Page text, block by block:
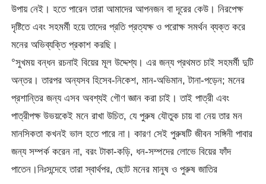
উপায় নেই। হতে পারেন তারা আমাদের আপনজন বা দূরের কেউ। নিরপেক্ষ
দৃষ্টিতে এবং সহমর্মী হয়ে তাদের প্রতি প্রত্যক্ষ ও পরোক্ষ সমর্থন ব্যক্ত করে
মনের অভিব্যক্তি প্রকাশ করছি।
°সুখময় বন্ধন রচনাই বিয়ের মূল উদ্দেশ্য। এর জন্য প্রথমত চাই সহমর্মী দুটি
অন্তর। তারপর অন্যসব হিসেব-নিকেশ, মান-অভিমান, টানা-পড়েন; মনের
প্রশান্তির জন্য এসব অবশ্যই গৌণ জ্ঞান করা চাই। তাই পাত্রী এবং
পাত্রীপক্ষ উভয়কেই মনে রাখা উচিত, যে পুরুষ যৌতুক চায় বা নেয় তার মন
মানসিকতা কখনই ভাল হতে পারে না। কারণ সেই পুরুষটি জীবন সঙ্গিনী পাবার
জন্য সম্পর্ক করেন না, বরং টাকা-কড়ি, ধন-সম্পদের লোভে বিয়ের ফাঁদ
পাতেন।নিঃসন্দেহে তারা স্বার্থপর, ছোট মনের মানুষ ও পুরুষ জাতির